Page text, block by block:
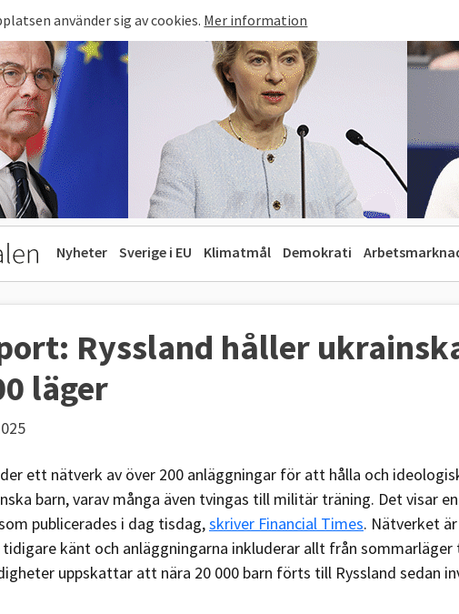
använder sig av cookies. Mer information
Nyheter Sverige i EU Klimatmål Demokrati
Ryssland håller
läger
ett nätverk av över 200 anläggningar för att hålla och
barn, varav många även tvingas till militär träning. Det visar
publicerades i dag tisdag,skriver Financial Times. Nätverket
känt och anläggningarna inkluderar allt från sommarläger
uppskattar att nära 20 000 barn förts till Ryssland sedan